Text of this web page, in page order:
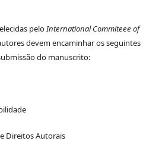
peloInternational Commiteee of
devem encaminhar os seguintes
do manuscrito:
Direitos Autorais